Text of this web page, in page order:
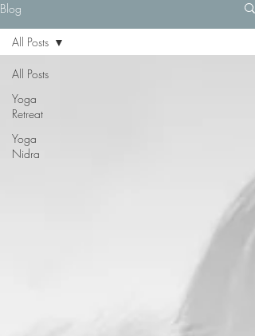
Blog
All Posts
Yoga
Retreat
Yoga
Nidra
All Posts